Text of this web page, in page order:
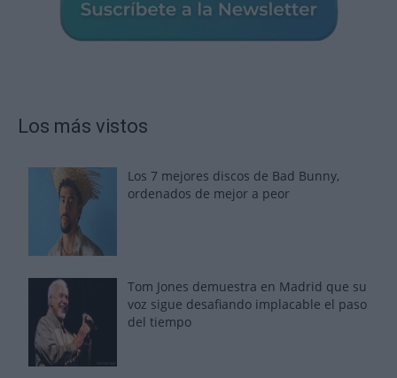
Los más vistos
Los 7 mejores discos de Bad Bunny,
ordenados de mejor a peor
Tom Jones demuestra en Madrid que su
voz sigue desafiando implacable el paso
del tiempo